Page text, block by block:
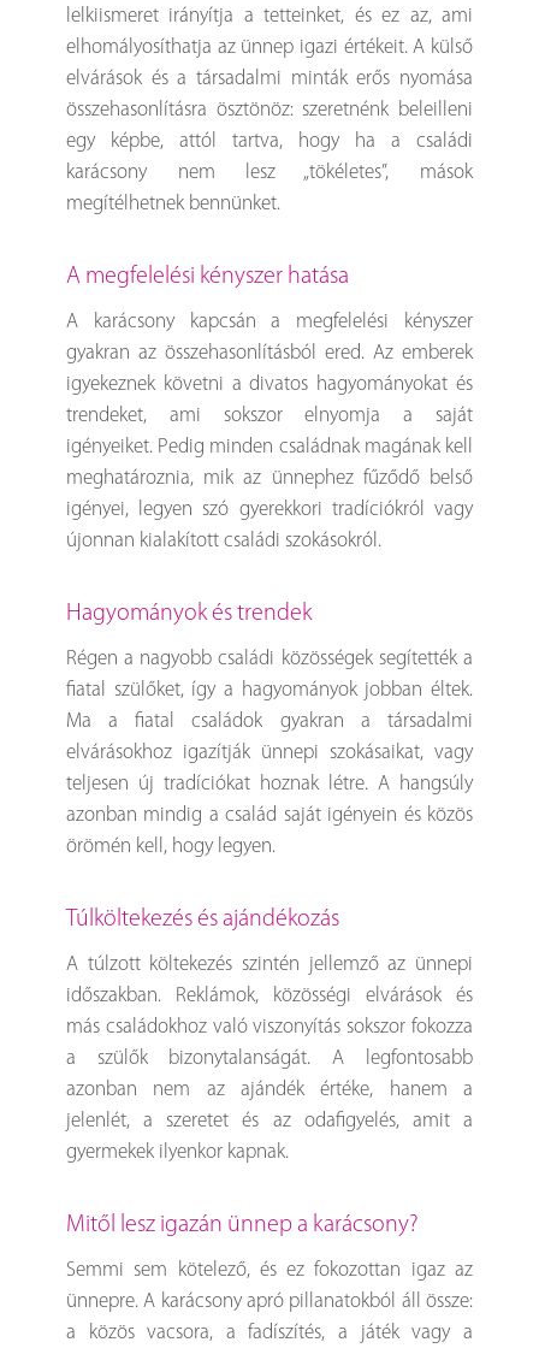
lelkiismeret irányítja a tetteinket, és ez az, ami
elhomályosíthatja az ünnep igazi értékeit. A külső
elvárások és a társadalmi minták erős nyomása
összehasonlításra ösztönöz: szeretnénk beleilleni
egy képbe, attól tartva, hogy ha a családi
karácsony nem lesz „tökéletes”, mások
megítélhetnek bennünket.
A megfelelési kényszer hatása
A karácsony kapcsán a megfelelési kényszer
gyakran az összehasonlításból ered. Az emberek
igyekeznek követni a divatos hagyományokat és
trendeket, ami sokszor elnyomja a saját
igényeiket. Pedig minden családnak magának kell
meghatároznia, mik az ünnephez fűződő belső
igényei, legyen szó gyerekkori tradíciókról vagy
újonnan kialakított családi szokásokról.
Hagyományok és trendek
Régen a nagyobb családi közösségek segítették a
fiatal szülőket, így a hagyományok jobban éltek.
Ma a fiatal családok gyakran a társadalmi
elvárásokhoz igazítják ünnepi szokásaikat, vagy
teljesen új tradíciókat hoznak létre. A hangsúly
azonban mindig a család saját igényein és közös
örömén kell, hogy legyen.
Túlköltekezés és ajándékozás
A túlzott költekezés szintén jellemző az ünnepi
időszakban. Reklámok, közösségi elvárások és
más családokhoz való viszonyítás sokszor fokozza
a szülők bizonytalanságát. A legfontosabb
azonban nem az ajándék értéke, hanem a
jelenlét, a szeretet és az odafigyelés, amit a
gyermekek ilyenkor kapnak.
Mitől lesz igazán ünnep a karácsony?
Semmi sem kötelező, és ez fokozottan igaz az
ünnepre. A karácsony apró pillanatokból áll össze:
a közös vacsora, a fadíszítés, a játék vagy a